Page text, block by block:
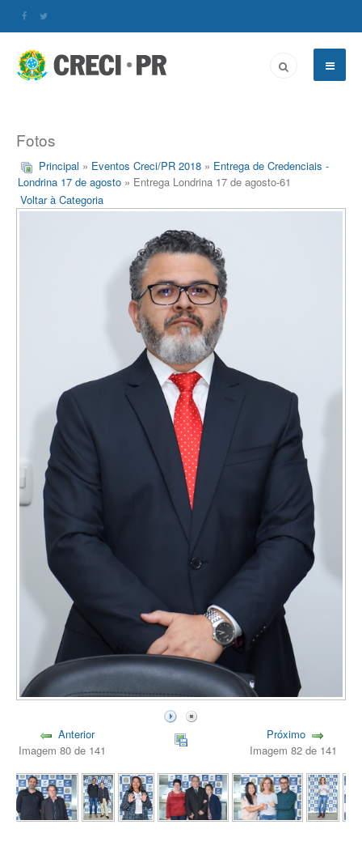
Fotos
Principal » Eventos Creci/PR 2018 » Entrega de Credenciais -
Londrina 17 de agosto » Entrega Londrina 17 de agosto-61
Voltar à Categoria
Anterior
Imagem 80 de 141
Próximo
Imagem 82 de 141